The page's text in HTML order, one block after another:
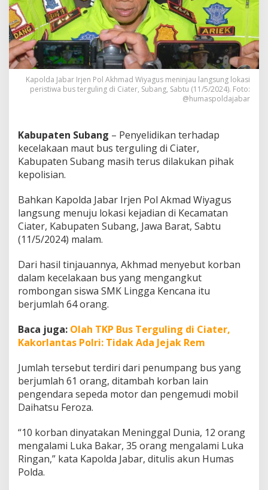
g
u
l
i
n
g
d
i
C
e
r
B
i
n
P
j
e
l
a
s
n
K
o
l
d
w
a
B
Kapolda Jabar Irjen Pol Akhmad Wiyagus meninjau langsung lokasi
peristiwa bus terguling di Ciater, Subang, Sabtu (11/5/2024). Foto:
@humaspoldajabar
Kabupaten Subang – Penyelidikan terhadap
kecelakaan maut bus terguling di Ciater,
Kabupaten Subang masih terus dilakukan pihak
kepolisian.
Bahkan Kapolda Jabar Irjen Pol Akmad Wiyagus
langsung menuju lokasi kejadian di Kecamatan
Ciater, Kabupaten Subang, Jawa Barat, Sabtu
(11/5/2024) malam.
Dari hasil tinjauannya, Akhmad menyebut korban
dalam kecelakaan bus yang mengangkut
rombongan siswa SMK Lingga Kencana itu
berjumlah 64 orang.
Baca juga: Olah TKP Bus Terguling di Ciater,
Kakorlantas Polri: Tidak Ada Jejak Rem
Jumlah tersebut terdiri dari penumpang bus yang
berjumlah 61 orang, ditambah korban lain
pengendara sepeda motor dan pengemudi mobil
Daihatsu Feroza.
“10 korban dinyatakan Meninggal Dunia, 12 orang
mengalami Luka Bakar, 35 orang mengalami Luka
Ringan,” kata Kapolda Jabar, ditulis akun Humas
Polda.